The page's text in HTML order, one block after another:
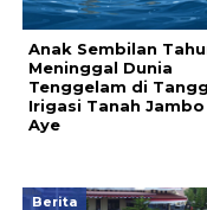
Anak Sembilan
Meninggal Dunia
Tenggelam di
Irigasi Tanah Jambo
Aye
Berita